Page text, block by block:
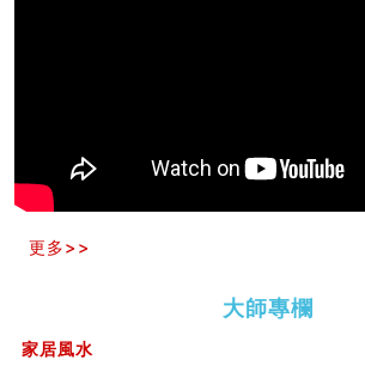
四墓库真诠
套房風水怎麼看？ 租屋風水禁忌有哪些
意！
玄空本义(九)
精选1000个五行属土的字
玄空本义(八)
更多>>
大師專欄
家居風水